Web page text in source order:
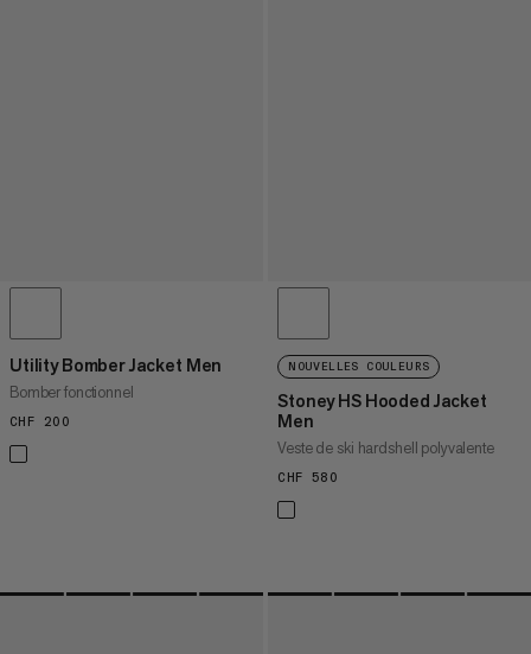
Utility Bomber Jacket Men
Bomber fonctionnel
CHF 200
NOUVELLES COULEURS
Stoney HS Hooded Jacket
Men
Veste de ski hardshell polyvalente
CHF 580